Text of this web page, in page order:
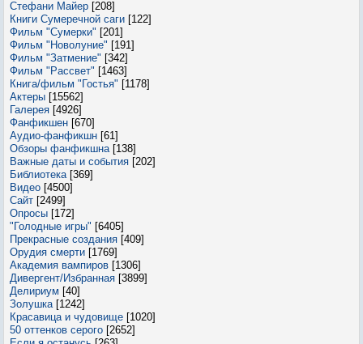
Стефани Майер [208]
Книги Сумеречной саги [122]
Фильм "Сумерки" [201]
Фильм "Новолуние" [191]
Фильм "Затмение" [342]
Фильм "Рассвет" [1463]
Книга/фильм "Гостья" [1178]
Актеры [15562]
Галерея [4926]
Фанфикшен [670]
Аудио-фанфикшн [61]
Обзоры фанфикшна [138]
Важные даты и события [202]
Библиотека [369]
Видео [4500]
Сайт [2499]
Опросы [172]
"Голодные игры" [6405]
Прекрасные создания [409]
Орудия смерти [1769]
Академия вампиров [1306]
Дивергент/Избранная [3899]
Делириум [40]
Золушка [1242]
Красавица и чудовище [1020]
50 оттенков серого [2652]